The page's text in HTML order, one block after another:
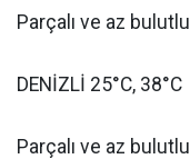
Parçalı ve az bulutlu
DENİZLİ 25°C, 38°C
Parçalı ve az bulutlu